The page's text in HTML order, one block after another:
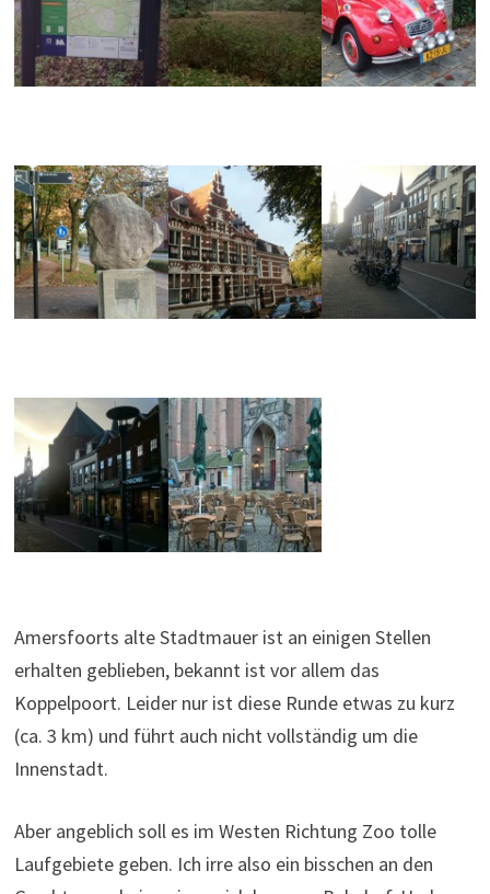
Amersfoorts alte Stadtmauer ist an einigen Stellen
erhalten geblieben, bekannt ist vor allem das
Koppelpoort. Leider nur ist diese Runde etwas zu kurz
(ca. 3 km) und führt auch nicht vollständig um die
Innenstadt.
Aber angeblich soll es im Westen Richtung Zoo tolle
Laufgebiete geben. Ich irre also ein bisschen an den